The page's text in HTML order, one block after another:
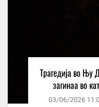
Трагедија во Њу
загинаа во
03/06/2026